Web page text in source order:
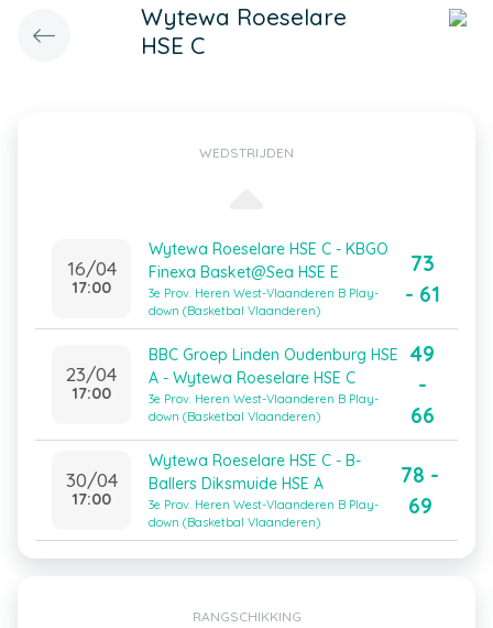
Wytewa Roeselare
HSE C
WEDSTRIJDEN
16/04
17:00
Wytewa Roeselare HSE C - KBGO
Finexa Basket@Sea HSE E
3e Prov. Heren West-Vlaanderen B Play-
down (Basketbal Vlaanderen)
73
- 61
23/04
17:00
BBC Groep Linden Oudenburg HSE
A - Wytewa Roeselare HSE C
3e Prov. Heren West-Vlaanderen B Play-
down (Basketbal Vlaanderen)
49
-
66
30/04
17:00
Wytewa Roeselare HSE C - B-
Ballers Diksmuide HSE A
3e Prov. Heren West-Vlaanderen B Play-
down (Basketbal Vlaanderen)
78 -
69
RANGSCHIKKING